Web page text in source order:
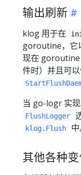
输出刷新
klog 用于在
goroutine，它
现在 goroutine
件时）并且可
当 go-logr 实
FlushLogger
klog.Flush 中
其他各种